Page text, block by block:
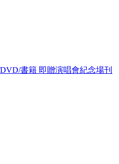
書籍 即贈演唱會紀念場刊